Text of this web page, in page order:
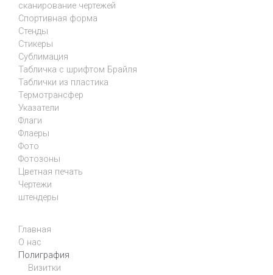
сканирование чертежей
Спортивная форма
Стенды
Стикеры
Сублимация
Табличка с шрифтом Брайля
Таблички из пластика
Термотрансфер
Указатели
Флаги
Флаеры
Фото
Фотозоны
Цветная печать
Чертежи
штендеры
Главная
О нас
Полиграфия
Визитки